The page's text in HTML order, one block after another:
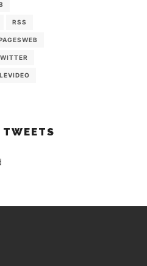
RSS
TWEETS